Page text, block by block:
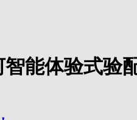
能体验式验